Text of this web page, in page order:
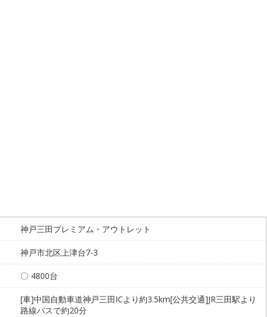
神戸三田プレミアム・アウトレット
神戸市北区上津台7-3
〇 4800台
[車]中国自動車道神戸三田ICより約3.5km[公共交通]JR三田駅より
路線バスで約20分